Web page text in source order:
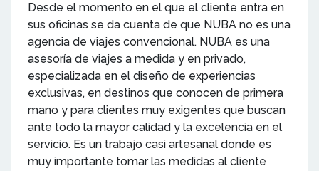
Desde el momento en el que el cliente entra en
sus oficinas se da cuenta de que NUBA no es una
agencia de viajes convencional. NUBA es una
asesoría de viajes a medida y en privado,
especializada en el diseño de experiencias
exclusivas, en destinos que conocen de primera
mano y para clientes muy exigentes que buscan
ante todo la mayor calidad y la excelencia en el
servicio. Es un trabajo casi artesanal donde es
muy importante tomar las medidas al cliente